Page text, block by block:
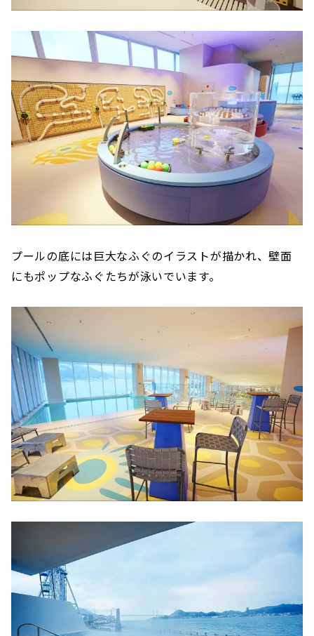
プールの底には巨大なふぐのイラストが描かれ、壁面
にもポップなふぐたちが泳いでいます。